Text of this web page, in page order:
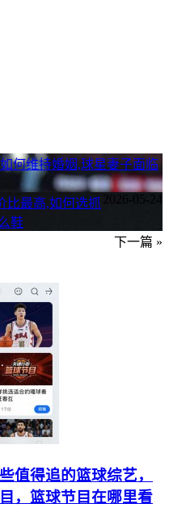
何维持婚姻,球星妻子面临
2026-05-24
比最高,如何选抓
鞋
下一篇 »
值得追的篮球综艺，
，篮球节目在哪里看